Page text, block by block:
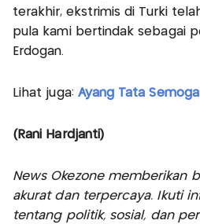
terakhir, ekstrimis di Turki
pula kami bertindak sebagai
Erdogan.
Lihat juga: Ayang Tata
(Rani Hardjanti)
News Okezone memberikan
akurat dan terpercaya. Ikuti
tentang politik, sosial, dan